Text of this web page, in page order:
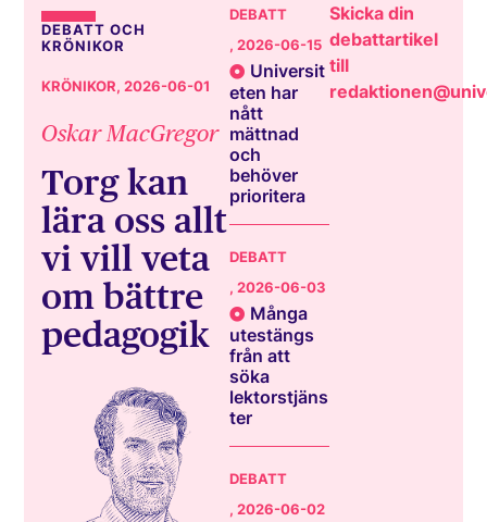
DEBATT OCH
KRÖNIKOR
KRÖNIKOR, 2026-06-01
Oskar MacGregor
Torg kan
lära oss allt
vi vill veta
om bättre
pedagogik
DEBATT
, 2026-06-15
Universit
eten har
nått
mättnad
och
behöver
prioritera
DEBATT
, 2026-06-03
Många
utestängs
från att
söka
lektorstjäns
ter
DEBATT
, 2026-06-02
Skicka din
debattartikel
till